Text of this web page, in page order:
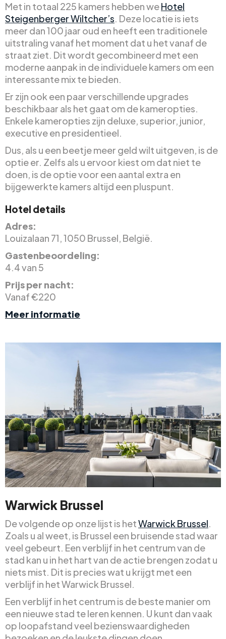
Met in totaal 225 kamers hebben weHotel
Steigenberger Wiltcher’s. Deze locatie is iets
meer dan 100 jaar oud en heeft een traditionele
uitstraling vanaf het moment dat u het vanaf de
straat ziet. Dit wordt gecombineerd met een
moderne aanpak in de individuele kamers om een
interessante mix te bieden.
Er zijn ook een paar verschillende upgrades
beschikbaar als het gaat om de kameropties.
Enkele kameropties zijn deluxe, superior, junior,
executive en presidentieel.
Dus, als u een beetje meer geld wilt uitgeven, is de
optie er. Zelfs als u ervoor kiest om dat niet te
doen, is de optie voor een aantal extra en
bijgewerkte kamers altijd een pluspunt.
Hotel details
Adres:
Louizalaan 71, 1050 Brussel, België.
Gastenbeoordeling:
4.4 van 5
Prijs per nacht:
Vanaf €220
Meer informatie
Warwick Brussel
De volgende op onze lijst is hetWarwick Brussel.
Zoals u al weet, is Brussel een bruisende stad waar
veel gebeurt. Een verblijf in het centrum van de
stad kan u in het hart van de actie brengen zodat u
niets mist. Dit is precies wat u krijgt met een
verblijf in het Warwick Brussel.
Een verblijf in het centrum is de beste manier om
een nieuwe stad te leren kennen. U kunt dan vaak
op loopafstand veel bezienswaardigheden